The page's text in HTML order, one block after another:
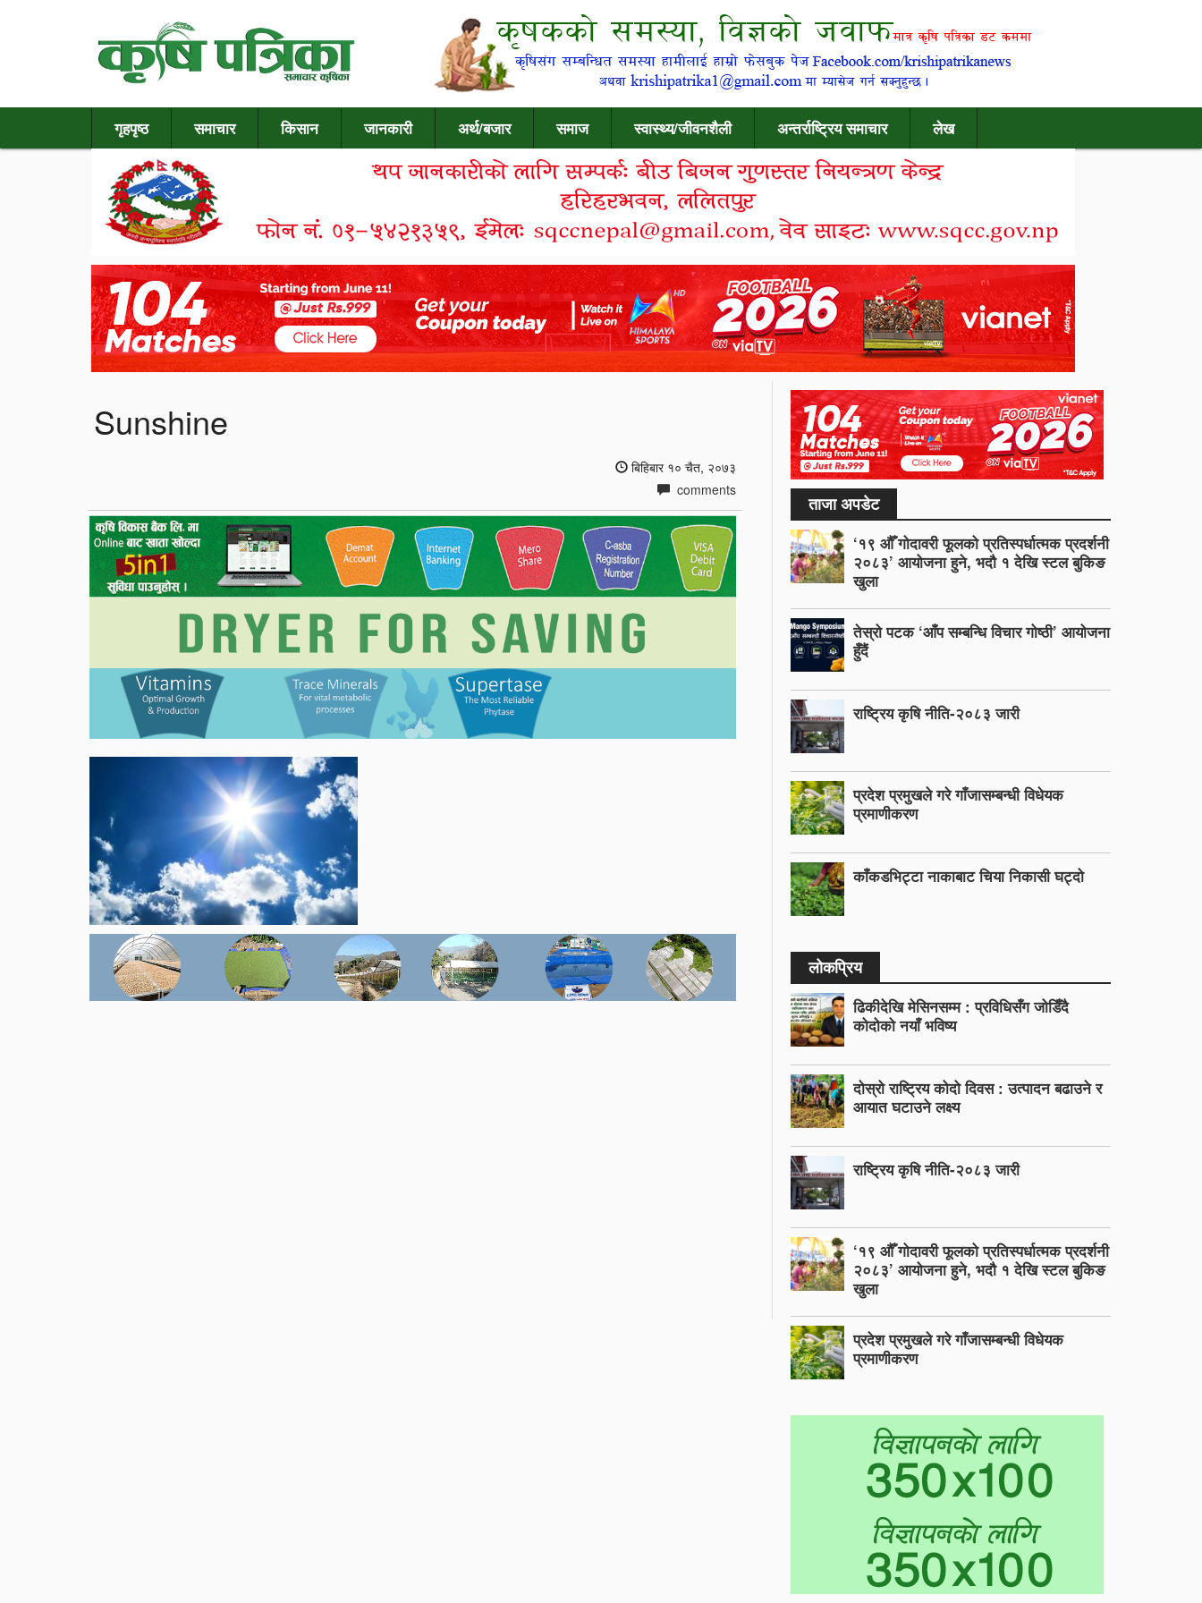
गृहपृष्ठ समाचार किसान जानकारी अर्थ/बजार समाज स्वास्थ्य/जीवनशैली अन्तर्राष्ट्रिय समाचार लेख
Sunshine
बिहिबार १० चैत, २०७३
comments
ताजा अपडेट
‘१९ औँ गोदावरी फूलको प्रतिस्पर्धात्मक प्रदर्शनी
२०८३’ आयोजना हुने, भदौ १ देखि स्टल बुकिङ
खुला
तेस्रो पटक ‘आँप सम्बन्धि विचार गोष्ठी’ आयोजना
हुँदैं
राष्ट्रिय कृषि नीति-२०८३ जारी
प्रदेश प्रमुखले गरे गाँजासम्बन्धी विधेयक
प्रमाणीकरण
काँकडभिट्टा नाकाबाट चिया निकासी घट्दो
लोकप्रिय
ढिकीदेखि मेसिनसम्म : प्रविधिसँग जोडिँदै
कोदोको नयाँ भविष्य
दोस्रो राष्ट्रिय कोदो दिवस : उत्पादन बढाउने र
आयात घटाउने लक्ष्य
राष्ट्रिय कृषि नीति-२०८३ जारी
‘१९ औँ गोदावरी फूलको प्रतिस्पर्धात्मक प्रदर्शनी
२०८३’ आयोजना हुने, भदौ १ देखि स्टल बुकिङ
खुला
प्रदेश प्रमुखले गरे गाँजासम्बन्धी विधेयक
प्रमाणीकरण